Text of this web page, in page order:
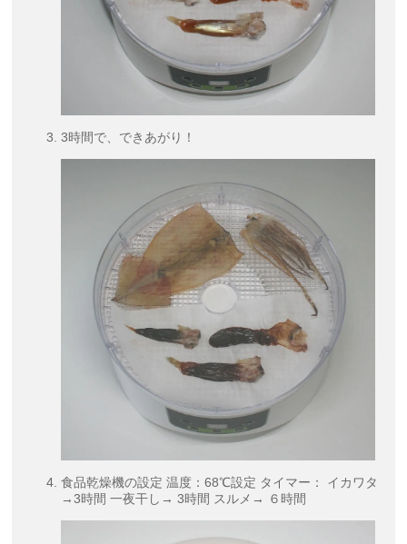
3時間で、できあがり！
食品乾燥機の設定 温度：68℃設定 タイマー： イカワタ
→3時間 一夜干し→ 3時間 スルメ→ ６時間